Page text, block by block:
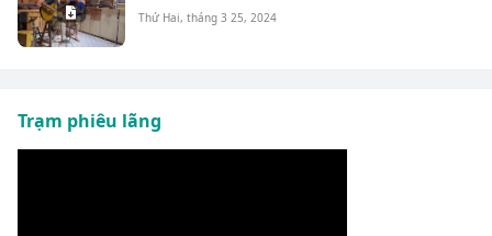
Thứ Hai, tháng 3 25, 2024
Trạm phiêu lãng